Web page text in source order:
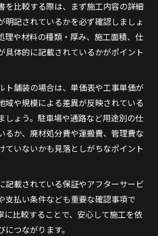
を比較する際は、まず施工内容の詳細
明記されているかを必ず確認しましょ
理や材料の種類・厚み、施工面積、仕
具体的に記載されているかがポイント
ト舗装の場合は、単価表や工事単価が
域や規模による差異が反映されている
しょう。駐車場や通路など用途別の仕
るか、廃材処分費や運搬費、管理費な
ていないかも見落としがちなポイント
記載されている保証やアフターサービ
支払い条件なども重要な確認事項で
に比較することで、安心して施工を依
つながります。